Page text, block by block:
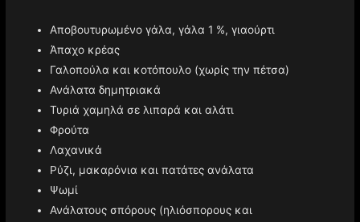
Αποβουτυρωμένο γάλα, γάλα 1 %, γιαούρτι
Άπαχο κρέας
Γαλοπούλα και κοτόπουλο (χωρίς την πέτσα)
Ανάλατα δημητριακά
Τυριά χαμηλά σε λιπαρά και αλάτι
Φρούτα
Λαχανικά
Ρύζι, μακαρόνια και πατάτες ανάλατα
Ψωμί
Ανάλατους σπόρους (ηλιόσπορους και